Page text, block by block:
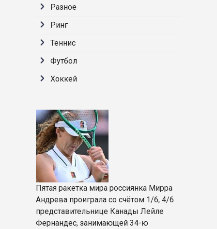
Разное
Ринг
Теннис
Футбол
Хоккей
Пятая ракетка мира россиянка Мирра
Андрева проиграла со счётом 1/6, 4/6
представительнице Канады Лейле
Фернандес, занимающей 34-ю